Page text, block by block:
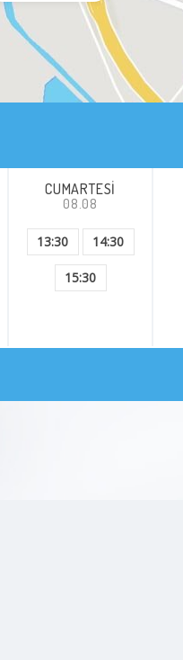
Septum Deviasyonu
Nazal Polip
Yüz Felci
Kulak Akıntısı
Adenoid
CUMARTESI
08.08
13:30 14:30
15:30